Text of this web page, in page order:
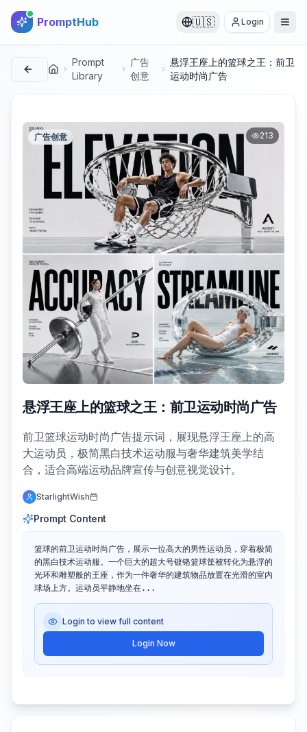
PromptHub 🇺🇸 Login
首页
Prompt
Library
广告
创意
悬浮王座上的篮球之王：前卫
运动时尚广告
广告创意 213
悬浮王座上的篮球之王：前卫运动时尚广告
前卫篮球运动时尚广告提示词，展现悬浮王座上的高
大运动员，极简黑白技术运动服与奢华建筑美学结
合，适合高端运动品牌宣传与创意视觉设计。
StarlightWish
Prompt Content
篮球的前卫运动时尚广告，展示一位高大的男性运动员，穿着极简
的黑白技术运动服。一个巨大的超大号镀铬篮球筐被转化为悬浮的
光环和雕塑般的王座，作为一件奢华的建筑物品放置在光滑的室内
球场上方。运动员平静地坐在...
Login to view full content
Login Now